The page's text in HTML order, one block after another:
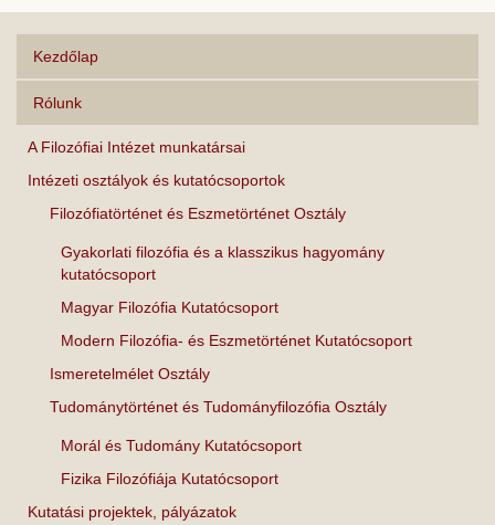
Kezdőlap
Rólunk
A Filozófiai Intézet munkatársai
Intézeti osztályok és kutatócsoportok
Filozófiatörténet és Eszmetörténet Osztály
Gyakorlati filozófia és a klasszikus hagyomány
kutatócsoport
Magyar Filozófia Kutatócsoport
Modern Filozófia- és Eszmetörténet Kutatócsoport
Ismeretelmélet Osztály
Tudománytörténet és Tudományfilozófia Osztály
Morál és Tudomány Kutatócsoport
Fizika Filozófiája Kutatócsoport
Kutatási projektek, pályázatok